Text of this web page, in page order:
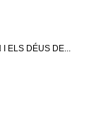
I ELS DÉUS DE...